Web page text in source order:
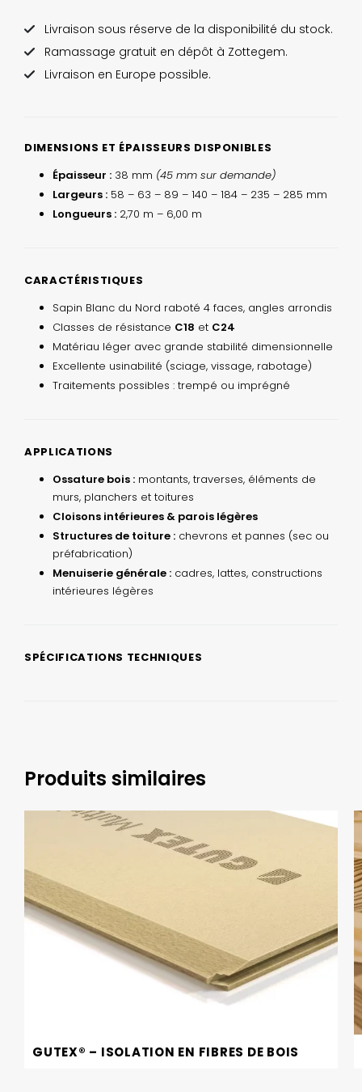
Livraison sous réserve de la disponibilité du stock.
Ramassage gratuit en dépôt à Zottegem.
Livraison en Europe possible.
DIMENSIONS ET ÉPAISSEURS DISPONIBLES
Épaisseur : 38 mm (45 mm sur demande)
Largeurs : 58 – 63 – 89 – 140 – 184 – 235 – 285 mm
Longueurs : 2,70 m – 6,00 m
CARACTÉRISTIQUES
Sapin Blanc du Nord raboté 4 faces, angles arrondis
Classes de résistance C18 et C24
Matériau léger avec grande stabilité dimensionnelle
Excellente usinabilité (sciage, vissage, rabotage)
Traitements possibles : trempé ou imprégné
APPLICATIONS
Ossature bois : montants, traverses, éléments de
murs, planchers et toitures
Cloisons intérieures & parois légères
Structures de toiture : chevrons et pannes (sec ou
préfabrication)
Menuiserie générale : cadres, lattes, constructions
intérieures légères
SPÉCIFICATIONS TECHNIQUES
Produits similaires
GUTEX® – ISOLATION EN FIBRES DE BOIS